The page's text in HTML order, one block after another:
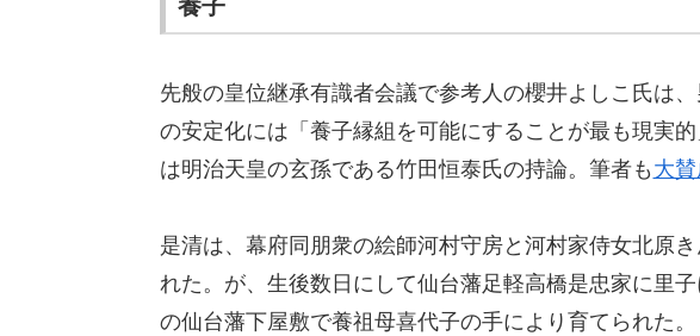
養子
先般の皇位継承有識者会議で参考人の櫻井よしこ氏は
の安定化には「養子縁組を可能にすることが最も現実
は明治天皇の玄孫である竹田恒泰氏の持論。筆者も 大
是清は、幕府同朋衆の絵師河村守房と河村家侍女北原
れた。が、生後数日にして仙台藩足軽高橋是忠家に里
の仙台藩下屋敷で養祖母喜代子の手により育てられた。